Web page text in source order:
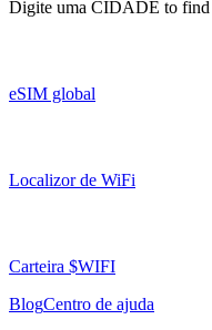
Digite uma CIDADE to
eSIM global
Localizor de WiFi
Carteira $WIFI
BlogCentro de ajuda